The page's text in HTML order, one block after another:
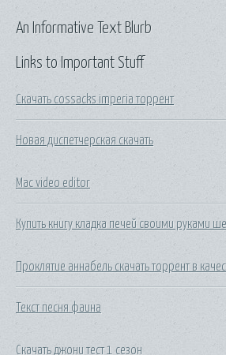
Links to Important Stuff
Скачать cossacks imperia торрент
Новая диспетчерская скачать
Mac video editor
Купить книгу кладка печей своими руками
Проклятие аннабель скачать торрент в
Текст песня фаина
Скачать джони тест 1 сезон
An Informative Text Blurb